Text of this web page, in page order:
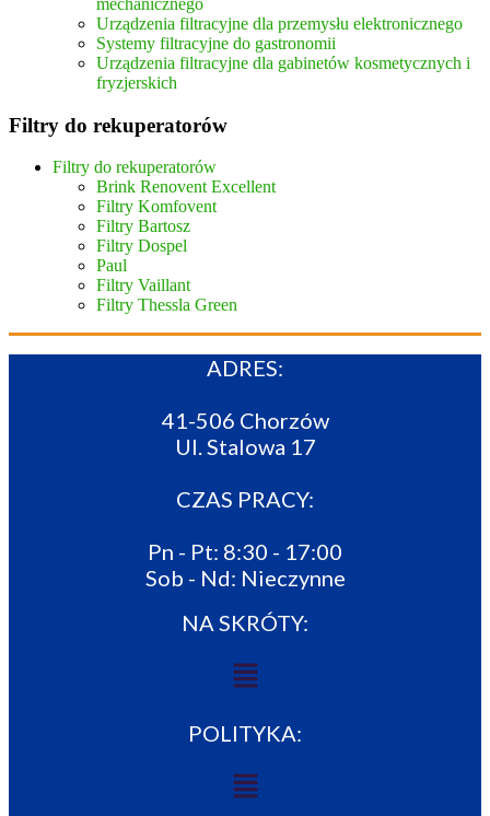
mechanicznego
Urządzenia filtracyjne dla przemysłu elektronicznego
Systemy filtracyjne do gastronomii
Urządzenia filtracyjne dla gabinetów kosmetycznych i
fryzjerskich
Filtry do rekuperatorów
Filtry do rekuperatorów
Brink Renovent Excellent
Filtry Komfovent
Filtry Bartosz
Filtry Dospel
Paul
Filtry Vaillant
Filtry Thessla Green
ADRES:
41-506 Chorzów
Ul. Stalowa 17
CZAS PRACY:
Pn - Pt: 8:30 - 17:00
Sob - Nd: Nieczynne
NA SKRÓTY:
Menu
POLITYKA:
Menu